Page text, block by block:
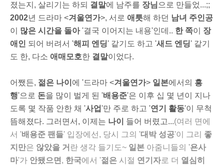
졌는지, 살리기는 하되 결말에 남주를 장님 으로 만들었...;;
2002년 드라마 <겨울연가>, 서로 애틋해 하던 남녀 주인공
이
많은 시간을 돌아'결국 이어지는 내용'인데.. 한 쪽이 장
애인 되어 버려서 '해피 엔딩' 같기도 하고 '새드 엔딩' 같기
도 한, 다소 애매모호한 결말이었다.
어쨌든, 젊은 나이 에 '드라마 <겨울연가> 일본에서의 흥
행'으로 돈을 많이 벌게 된 '배용준'은 이후 십 몇 년이 지나
도록 몇 작품 안한 채 '사업'만 주로 하고 '연기 활동'이 무척
뜸해졌다. 그러면서, 이제는 나이 들어 버렸고...(여러 면에
서 '배용준 팬들' 입장에선, 당시 그의 '대박 성공'이 그리 좋
지만은 않았을 거 란 생각 들기도~ 일본 아줌니들의 '욘사
마'가 안됐으면 , 한국에서 '젊은 시절 연기자로 더 열심히